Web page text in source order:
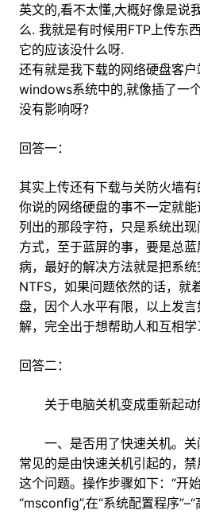
英文的,看不太懂,大概好像是说
么. 我就是有时候用FTP上传东
它的应该没什么呀.
还有就是我下载的网络硬盘客
windows系统中的,就像插了一
没有影响呀?
回答一：
其实上传还有下载与关防火墙
你说的网络硬盘的事不一定就
列出的那段字符，只是系统出
方式，至于蓝屏的事，要是总
病，最好的解决方法就是把系
NTFS，如果问题依然的话，就
盘，因个人水平有限，以上发
解，完全出于想帮助人和互相学
回答二：
关于电脑关机变成重新起动
一、是否用了快速关机。关
常见的是由快速关机引起的，
这个问题。操作步骤如下：“开
“msconfig”,在“系统配置程序